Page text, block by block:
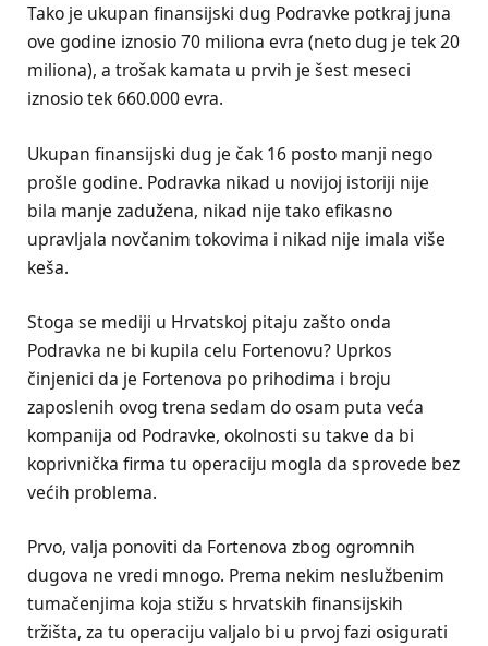
Tako je ukupan finansijski dug Podravke potkraj juna
ove godine iznosio 70 miliona evra (neto dug je tek 20
miliona), a trošak kamata u prvih je šest meseci
iznosio tek 660.000 evra.
Ukupan finansijski dug je čak 16 posto manji nego
prošle godine. Podravka nikad u novijoj istoriji nije
bila manje zadužena, nikad nije tako efikasno
upravljala novčanim tokovima i nikad nije imala više
keša.
Stoga se mediji u Hrvatskoj pitaju zašto onda
Podravka ne bi kupila celu Fortenovu? Uprkos
činjenici da je Fortenova po prihodima i broju
zaposlenih ovog trena sedam do osam puta veća
kompanija od Podravke, okolnosti su takve da bi
koprivnička firma tu operaciju mogla da sprovede bez
većih problema.
Prvo, valja ponoviti da Fortenova zbog ogromnih
dugova ne vredi mnogo. Prema nekim neslužbenim
tumačenjima koja stižu s hrvatskih finansijskih
tržišta, za tu operaciju valjalo bi u prvoj fazi osigurati